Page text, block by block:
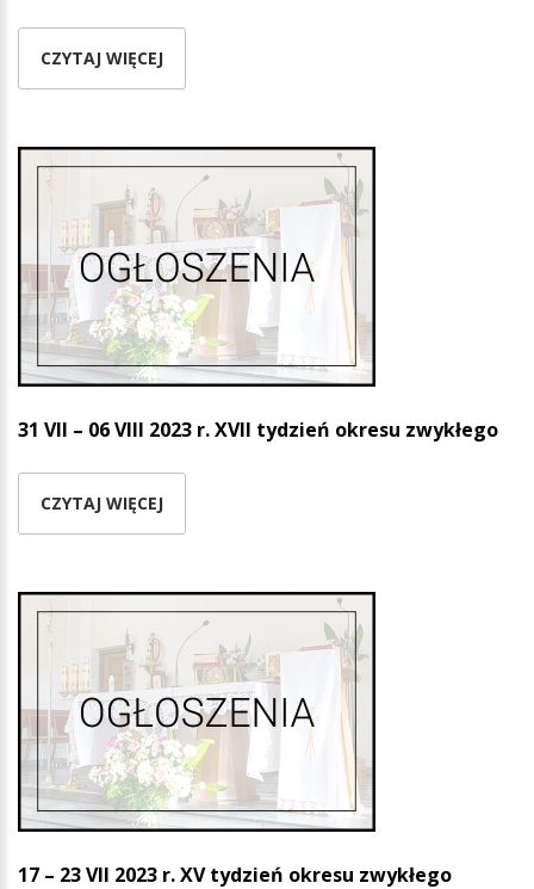
CZYTAJ WIĘCEJ
31 VII – 06 VIII 2023 r. XVII tydzień okresu zwykłego
CZYTAJ WIĘCEJ
17 – 23 VII 2023 r. XV tydzień okresu zwykłego